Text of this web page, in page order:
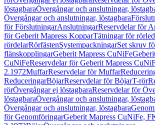
löstagbaraÖvergångar och anslutningar,
Övergångar och anslutningar, löstagbara
för FörslutningarAnslutningarReservdelar för
för Geberit Mapress KopparTätningar för
rördelarRörfästenSystempackningarSet skruv
flänskopplingarGeberit Mapress CuNiFe
CuNiFeReservdelar för Geberit Mapress
2.1972MuffarReservdelar för Muffar
ReduceringarBöjarReservdelar för BöjarT-rör
rörÖvergångar ej löstagbaraReservdelar för
löstagbaraÖvergångar och anslutningar,
Övergångar och anslutningar, löstagbara
för GenomföringarGeberit Mapress CuNiFe,